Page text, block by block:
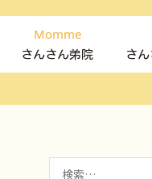
Momme
さんさん弟院 さ